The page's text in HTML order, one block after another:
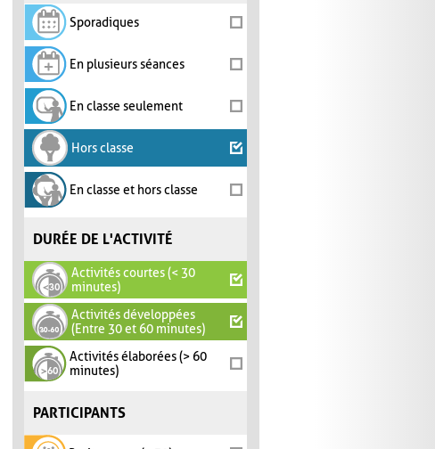
Sporadiques
En plusieurs séances
En classe seulement
Hors classe
En classe et hors classe
DURÉE DE L'ACTIVITÉ
Activités courtes (< 30
minutes)
Activités développées
(Entre 30 et 60 minutes)
Activités élaborées (> 60
minutes)
PARTICIPANTS